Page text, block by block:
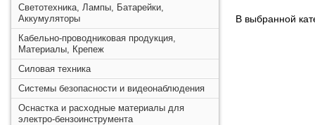
Светотехника, Лампы, Батарейки,
Аккумуляторы
Кабельно-проводниковая продукция,
Материалы, Крепеж
Силовая техника
Системы безопасности и видеонаблюдения
Оснастка и расходные материалы для
электро-бензоинструмента
В выбранной